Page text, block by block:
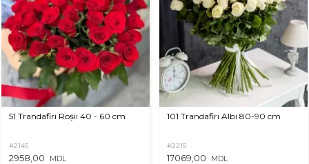
51 Trandafiri Roșii 40 - 60 cm
#2145
2958,00 MDL
101 Trandafiri Albi 80-90 cm
#2215
17069,00 MDL